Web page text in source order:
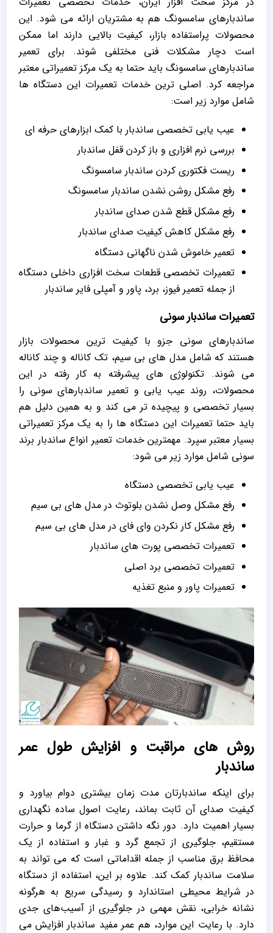
ساندبارهای سامسونگ هم به مشتریان ارائه می شود. این
محصولات پراستفاده بازار، کیفیت بالایی دارند اما ممکن
است دچار مشکلات فنی مختلفی شوند. برای تعمیر
ساندبارهای سامسونگ باید حتما به یک مرکز تعمیراتی معتبر
مراجعه کرد. اصلی ترین خدمات تعمیرات این دستگاه ها
شامل موارد زیر است:
عیب یابی تخصصی ساندبار با کمک ابزارهای حرفه ای
بررسی نرم افزاری و باز کردن قفل ساندبار
ریست فکتوری کردن ساندبار سامسونگ
رفع مشکل روشن نشدن ساندبار سامسونگ
رفع مشکل قطع شدن صدای ساندبار
رفع مشکل کاهش کیفیت صدای ساندبار
تعمیر خاموش شدن ناگهانی دستگاه
تعمیرات تخصصی قطعات سخت افزاری داخلی دستگاه
از جمله تعمیر فیوز، برد، پاور و آمپلی فایر ساندبار
تعمیرات ساندبار سونی
ساندبارهای سونی جزو با کیفیت ترین محصولات بازار
هستند که شامل مدل های بی سیم، تک کاناله و چند کاناله
می شوند. تکنولوژی های پیشرفته به کار رفته در این
محصولات، روند عیب یابی و تعمیر ساندبارهای سونی را
بسیار تخصصی و پیچیده تر می کند و به همین دلیل هم
باید حتما تعمیرات این دستگاه ها را به یک مرکز تعمیراتی
بسیار معتبر سپرد. مهمترین خدمات تعمیر انواع ساندبار برند
سونی شامل موارد زیر می شود:
عیب یابی تخصصی دستگاه
رفع مشکل وصل نشدن بلوتوث در مدل های بی سیم
رفع مشکل کار نکردن وای فای در مدل های بی سیم
تعمیرات تخصصی پورت های ساندبار
تعمیرات تخصصی برد اصلی
تعمیرات پاور و منبع تغذیه
روش‌ های مراقبت و افزایش طول عمر
ساندبار
برای اینکه ساندبارتان مدت‌ زمان بیشتری دوام بیاورد و
کیفیت صدای آن ثابت بماند، رعایت اصول ساده نگهداری
بسیار اهمیت دارد. دور نگه داشتن دستگاه از گرما و حرارت
مستقیم، جلوگیری از تجمع گرد و غبار و استفاده از یک
محافظ برق مناسب از جمله اقداماتی است که می ‌تواند به
سلامت ساندبار کمک کند. علاوه بر این، استفاده از دستگاه
در شرایط محیطی استاندارد و رسیدگی سریع به هرگونه
نشانه خرابی، نقش مهمی در جلوگیری از آسیب‌های جدی
دارد. با رعایت این موارد، هم عمر مفید ساندبار افزایش می‌